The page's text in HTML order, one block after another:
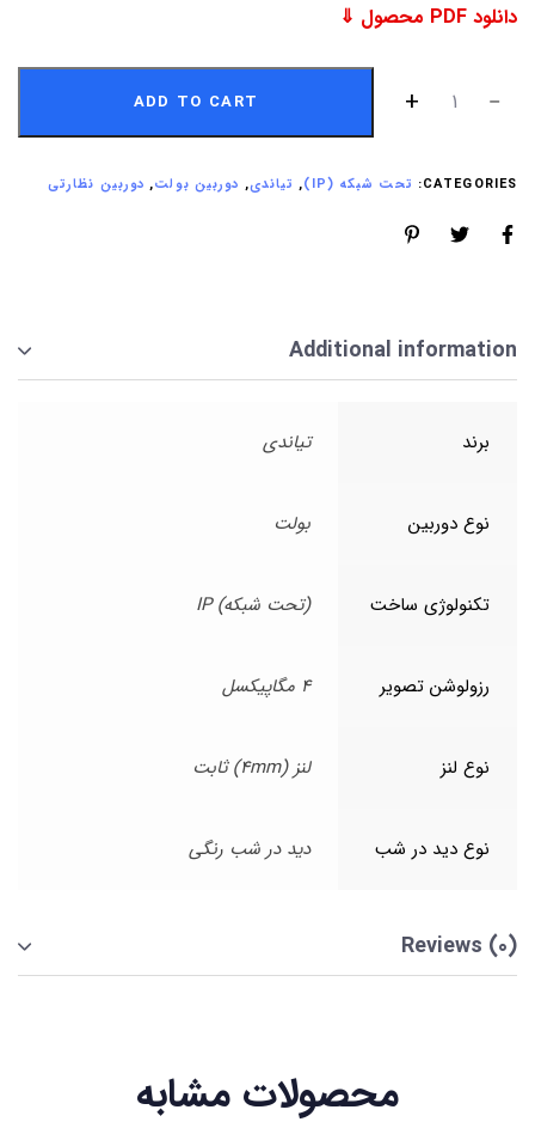
دانلود PDF محصول ⇓
ADD TO CART
CATEGORIES: تحت شبکه (IP) , تیاندی, دوربین بولت, دوربین نظارتی
Additional information
برند تیاندی
نوع دوربین بولت
تکنولوژی ساخت (تحت شبکه) IP
رزولوشن تصویر 4 مگاپیکسل
نوع لنز لنز (4mm) ثابت
نوع دید در شب دید در شب رنگی
Reviews (0)
محصولات مشابه